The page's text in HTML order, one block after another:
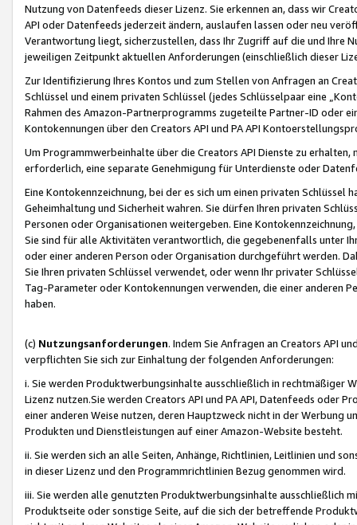
Nutzung von Datenfeeds dieser Lizenz. Sie erkennen an, dass wir
API oder Datenfeeds jederzeit ändern, auslaufen lassen oder neu
Verantwortung liegt, sicherzustellen, dass Ihr Zugriff auf die und Ihre
jeweiligen Zeitpunkt aktuellen Anforderungen (einschließlich dieser
Zur Identifizierung Ihres Kontos und zum Stellen von Anfragen an
Schlüssel und einem privaten Schlüssel (jedes Schlüsselpaar eine
Rahmen des Amazon-Partnerprogramms zugeteilte Partner-ID oder
Kontokennungen über den Creators API und PA API
Um Programmwerbeinhalte über die Creators API Dienste zu
erforderlich, eine separate Genehmigung für Unterdienste oder
Eine Kontokennzeichnung, bei der es sich um einen privaten
Geheimhaltung und Sicherheit wahren. Sie dürfen Ihren privaten
Personen oder Organisationen weitergeben. Eine
Sie sind für alle Aktivitäten verantwortlich, die gegebenenfalls unter
oder einer anderen Person oder Organisation durchgeführt werden.
Sie Ihren privaten Schlüssel verwendet, oder wenn Ihr privater
Tag-Parameter oder Kontokennungen verwenden, die einer anderen
haben.
(c) Nutzungsanforderungen. Indem Sie Anfragen an Creators API
verpflichten Sie sich zur Einhaltung der folgenden Anforderungen:
i. Sie werden Produktwerbungsinhalte ausschließlich in rechtmäßiger
Lizenz nutzen.Sie werden Creators API und PA API, Datenfeeds oder
einer anderen Weise nutzen, deren Hauptzweck nicht in der Werbung
Produkten und Dienstleistungen auf einer Amazon-Website besteht.
ii. Sie werden sich an alle Seiten, Anhänge, Richtlinien, Leitlinien und
in dieser Lizenz und den Programmrichtlinien Bezug genommen wird.
iii. Sie werden alle genutzten Produktwerbungsinhalte ausschließlich
Produktseite oder sonstige Seite, auf die sich der betreffende